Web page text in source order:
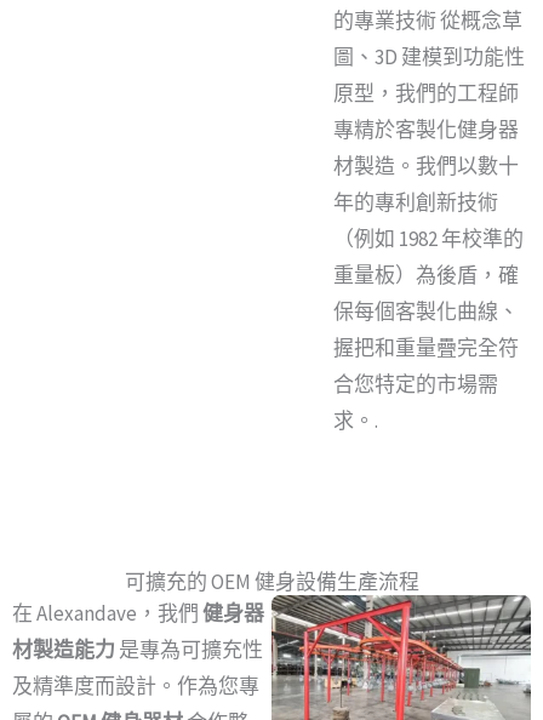
的專業技術 從概念草
圖、3D 建模到功能性
原型，我們的工程師
專精於客製化健身器
材製造。我們以數十
年的專利創新技術
（例如 1982 年校準的
重量板）為後盾，確
保每個客製化曲線、
握把和重量疊完全符
合您特定的市場需
求。.
可擴充的 OEM 健身設備生產流程
在 Alexandave，我們 健身器
材製造能力 是專為可擴充性
及精準度而設計。作為您專